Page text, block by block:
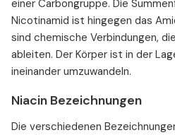
einer Carbongruppe. Die
Nicotinamid ist hingegen das
sind chemische Verbindungen,
ableiten. Der Körper ist in der
ineinander umzuwandeln.
Niacin Bezeichnungen
Die verschiedenen